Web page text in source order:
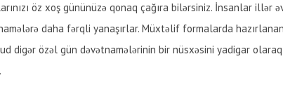
öz xoş gününüzə qonaq çağıra bilərsiniz. İnsanlar
daha fərqli yanaşırlar. Müxtəlif formalarda
digər özəl gün dəvətnamələrinin bir nüsxəsini yadigar